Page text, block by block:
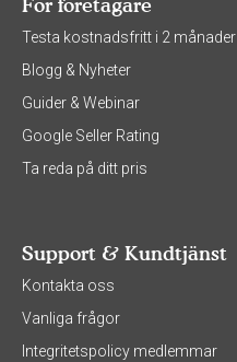
För företagare
Testa kostnadsfritt i 2 månader
Blogg & Nyheter
Guider & Webinar
Google Seller Rating
Ta reda på ditt pris
Support & Kundtjänst
Kontakta oss
Vanliga frågor
Integritetspolicy medlemmar